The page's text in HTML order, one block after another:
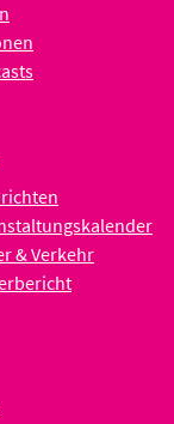
& Verkehr